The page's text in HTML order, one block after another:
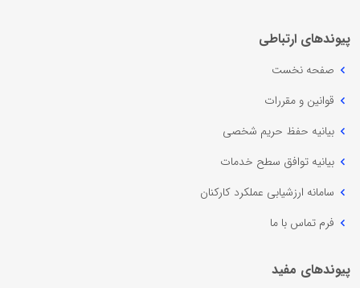
پیوندهای ارتباطی
صفحه نخست
قوانین و مقررات
بیانیه حفظ حریم شخصی
بیانیه توافق سطح خدمات
سامانه ارزشیابی عملکرد کارکنان
فرم تماس با ما
پیوندهای مفید